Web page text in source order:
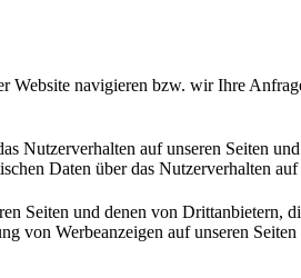
Website navigieren bzw. wir Ihre
Nutzerverhalten auf unseren Seiten
Daten über das Nutzerverhalten
Seiten und denen von Drittanbietern,
von Werbeanzeigen auf unseren